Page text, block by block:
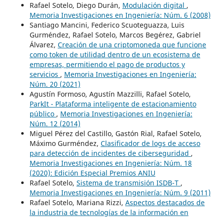
Rafael Sotelo, Diego Durán, Modulación digital ,
Memoria Investigaciones en Ingeniería: Núm. 6 (2008)
Santiago Mancini, Federico Scuoteguazza, Luis
Gurméndez, Rafael Sotelo, Marcos Begérez, Gabriel
Álvarez, Creación de una criptomoneda que funcione
como token de utilidad dentro de un ecosistema de
empresas, permitiendo el pago de productos y
servicios , Memoria Investigaciones en Ingeniería:
Núm. 20 (2021)
Agustín Formoso, Agustín Mazzilli, Rafael Sotelo,
ParkIt - Plataforma inteligente de estacionamiento
público , Memoria Investigaciones en Ingeniería:
Núm. 12 (2014)
Miguel Pérez del Castillo, Gastón Rial, Rafael Sotelo,
Máximo Gurméndez, Clasificador de logs de acceso
para detección de incidentes de ciberseguridad ,
Memoria Investigaciones en Ingeniería: Núm. 18
(2020): Edición Especial Premios ANIU
Rafael Sotelo, Sistema de transmisión ISDB-T ,
Memoria Investigaciones en Ingeniería: Núm. 9 (2011)
Rafael Sotelo, Mariana Rizzi, Aspectos destacados de
la industria de tecnologías de la información en